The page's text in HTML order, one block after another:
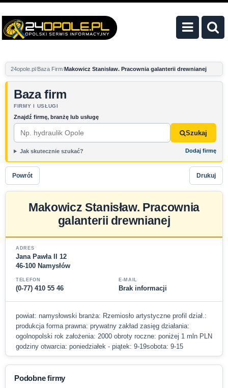
24opole.pl Baza Firm Makowicz Stanisław. Pracownia galanterii drewnianej
Baza firm
FIRMY I USŁUGI
Znajdź firmę, branżę lub usługę
Szukaj
Jak skutecznie szukać? Dodaj firmę
Powrót Drukuj
Makowicz Stanisław. Pracownia
galanterii drewnianej
ADRES
Jana Pawła II 12
46-100 Namysłów
TELEFON
(0-77) 410 55 46
E-MAIL
Brak informacji
powiat: namysłowski branża: Rzemiosło artystyczne profil dział.:
produkcja forma prawna: prywatny zakład zasięg działania:
ogolnopolski rok założenia: 2000 obroty roczne: poniżej 1 mln PLN
godziny otwarcia: poniedziałek - piątek: 9-19sobota: 9-15
Podobne firmy